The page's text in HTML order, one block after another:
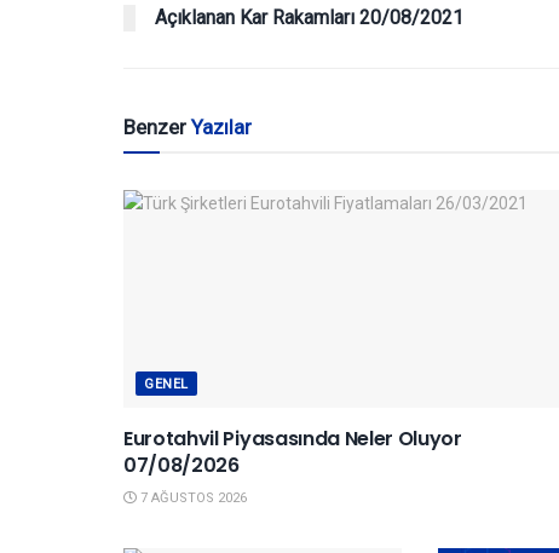
Açıklanan Kar Rakamları 20/08/2021
BenzerYazılar
GENEL
Eurotahvil Piyasasında Neler Oluyor
07/08/2026
7 AĞUSTOS 2026